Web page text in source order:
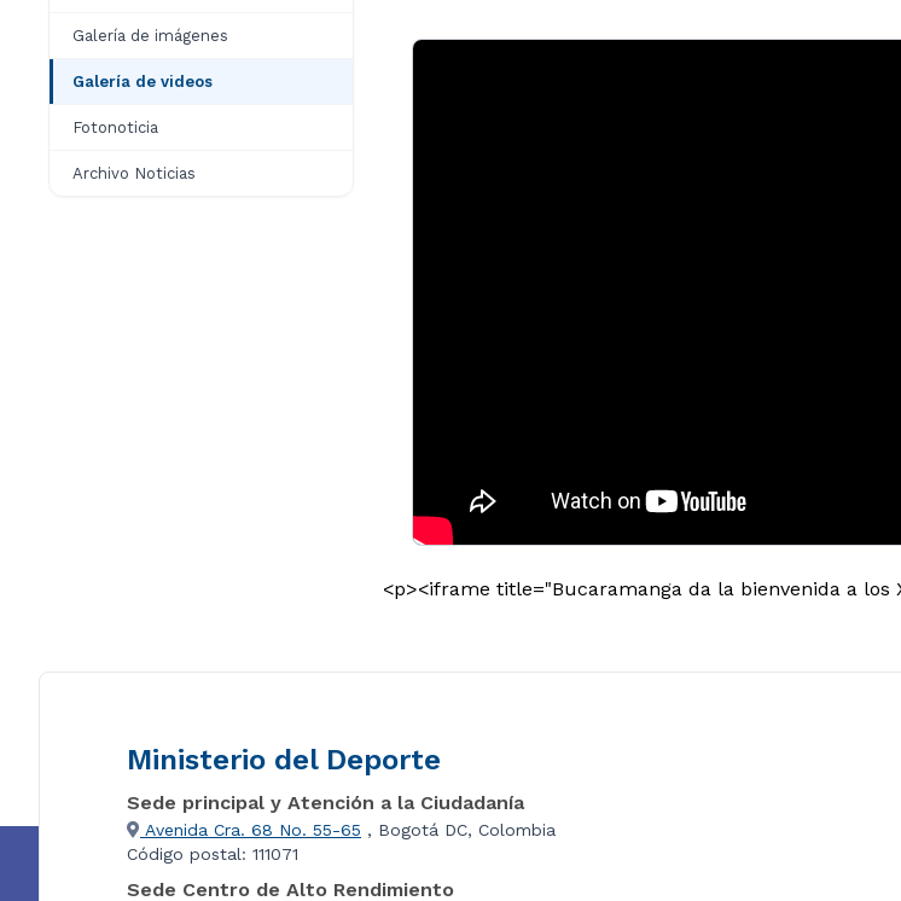
Galería de imágenes
Galería de videos
Fotonoticia
Archivo Noticias
<p><iframe title="Bucaramanga da la bienvenida a los
Ministerio del Deporte
Sede principal y Atención a la Ciudadanía
Avenida Cra. 68 No. 55-65 , Bogotá DC, Colombia
Código postal: 111071
Sede Centro de Alto Rendimiento